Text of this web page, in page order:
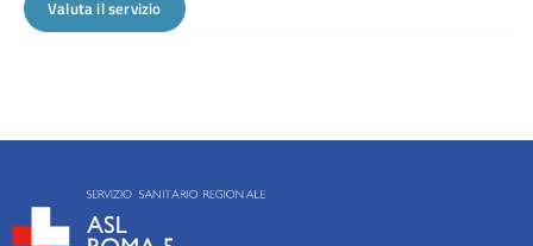
Valuta il servizio